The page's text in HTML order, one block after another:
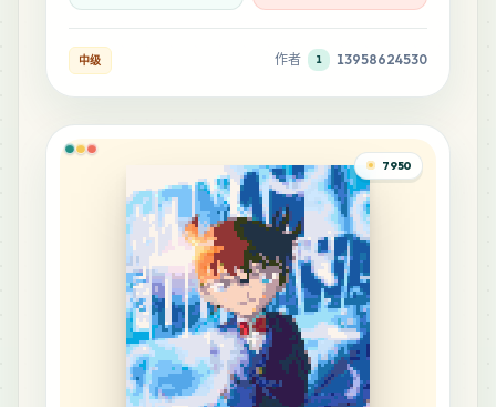
中级 作者 1 13958624530
7950